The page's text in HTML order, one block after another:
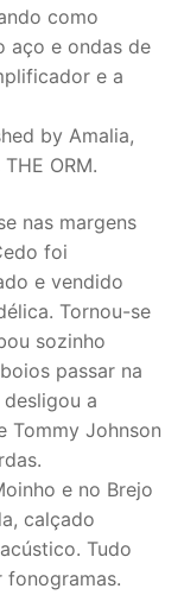
como
aço e ondas de
e a
by Amalia,
ORM.
nas margens
foi
e vendido
Tornou-se
sozinho
passar na
a
Tommy Johnson
e no Brejo
calçado
Tudo
fonogramas.